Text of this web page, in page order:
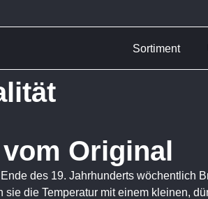
Sortiment
Original
des 19. Jahrhunderts wöchentlich
sie die Temperatur mit einem kleinen,